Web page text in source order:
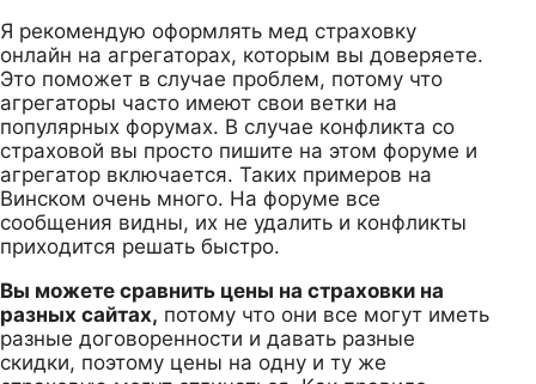
Я рекомендую оформлять мед страховку
онлайн на агрегаторах, которым вы доверяете.
Это поможет в случае проблем, потому что
агрегаторы часто имеют свои ветки на
популярных форумах. В случае конфликта со
страховой вы просто пишите на этом форуме и
агрегатор включается. Таких примеров на
Винском очень много. На форуме все
сообщения видны, их не удалить и конфликты
приходится решать быстро.
Вы можете сравнить цены на страховки на
разных сайтах, потому что они все могут иметь
разные договоренности и давать разные
скидки, поэтому цены на одну и ту же